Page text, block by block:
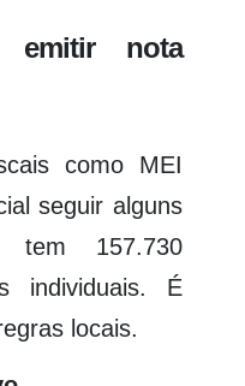
emitir nota
como MEI
seguir alguns
tem 157.730
individuais. É
locais.